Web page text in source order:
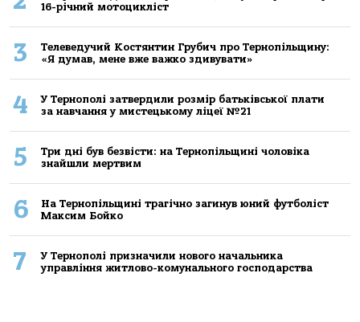
16-річний мoтoцикліст
3
Телеведучий Костянтин Грубич про Тернопільщину:
«Я думав, мене вже важко здивувати»
4
У Тернополі затвердили розмір батьківської плати
за навчання у мистецькому ліцеї №21
5
Три дні був безвісти: на Тернопільщині чоловіка
знайшли мертвим
6
На Тернопільщині трагічно загинув юний футболіст
Максим Бойко
7
У Тернополі призначили нового начальника
управління житлово-комунального господарства